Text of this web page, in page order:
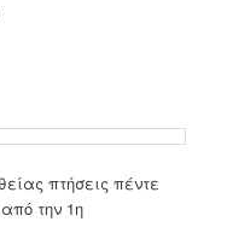
πτήσεις πέντε
την 1η